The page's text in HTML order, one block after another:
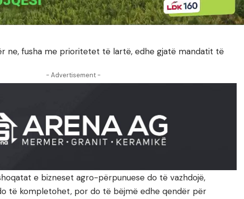
ne, fusha me prioritetet të lartë, edhe gjatë mandatit të
- Advertisement -
e bizneset agro-përpunuese do të vazhdojë,
të kompletohet, por do të bëjmë edhe qendër për